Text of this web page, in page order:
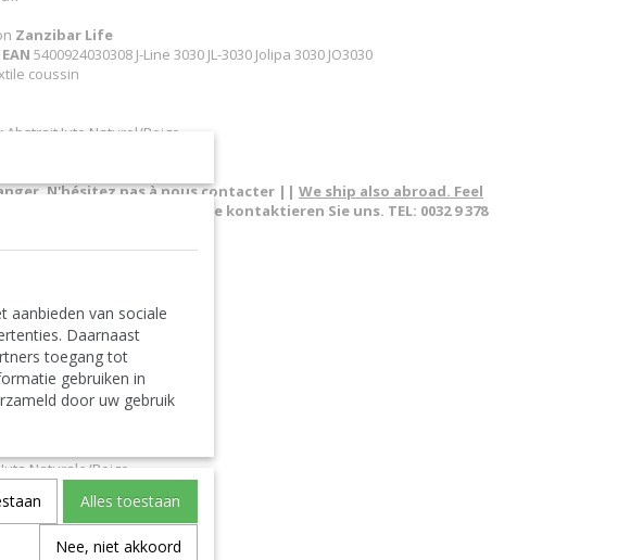
Zanzibar Life
5400924030308 J-Line 3030 JL-3030 Jolipa 3030 JO3030
coussin
Abstrait Jute Naturel/Beige
N'hésitez pas à nous contacter || We ship also abroad. Feel
auch im Ausland. Bitte kontaktieren Sie uns. TEL: 0032 9 378
cushion
Jute Natural/Beige
kissen
Jute Naturell/Beige
Iuta Naturale/Beige
cojín
Yute Natural/Beis
aanbieden van sociale
Daarnaast
toegang tot
gebruiken in
door uw gebruik
Alles toestaan
Nee, niet akkoord